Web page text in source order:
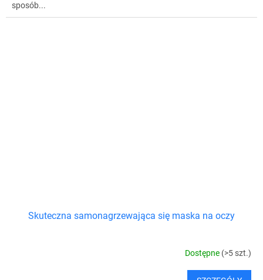
sposób...
Skuteczna samonagrzewająca się maska na oczy
Dostępne (>5 szt.)